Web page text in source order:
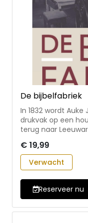
De bijbelfabriek
In 1832 wordt
drukvak op een
terug naar
in een nieuwe
geboren.
van de
zwaar. De bijbelfabriek is de fascinerende
die hun leven lang
dundrukpapier
€ 19,99
Verwacht
Reserveer nu